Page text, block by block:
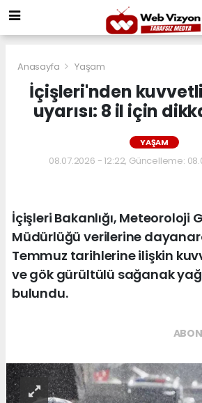
Anasayfa Yaşam
İçişleri'nden
uyarısı: 8 il için
YAŞAM
08.07.2026 - 12:22, Güncelleme:
İçişleri Bakanlığı, Meteoroloji
Müdürlüğü verilerine
Temmuz tarihlerine ilişkin
ve gök gürültülü sağanak
bulundu.